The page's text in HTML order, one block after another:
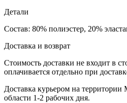
Детали
Состав: 80% полиэстер, 20%
Доставка и возврат
Стоимость доставки не входит в
оплачивается отдельно при
Доставка курьером на
области 1-2 рабочих дня.